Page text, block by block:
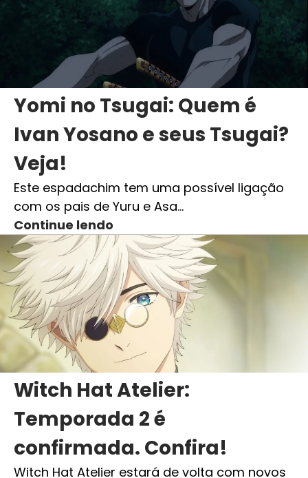
Yomi no Tsugai: Quem é
Ivan Yosano e seus Tsugai?
Veja!
Este espadachim tem uma possível ligação
com os pais de Yuru e Asa…
Continue lendo
Witch Hat Atelier:
Temporada 2 é
confirmada. Confira!
Witch Hat Atelier estará de volta com novos